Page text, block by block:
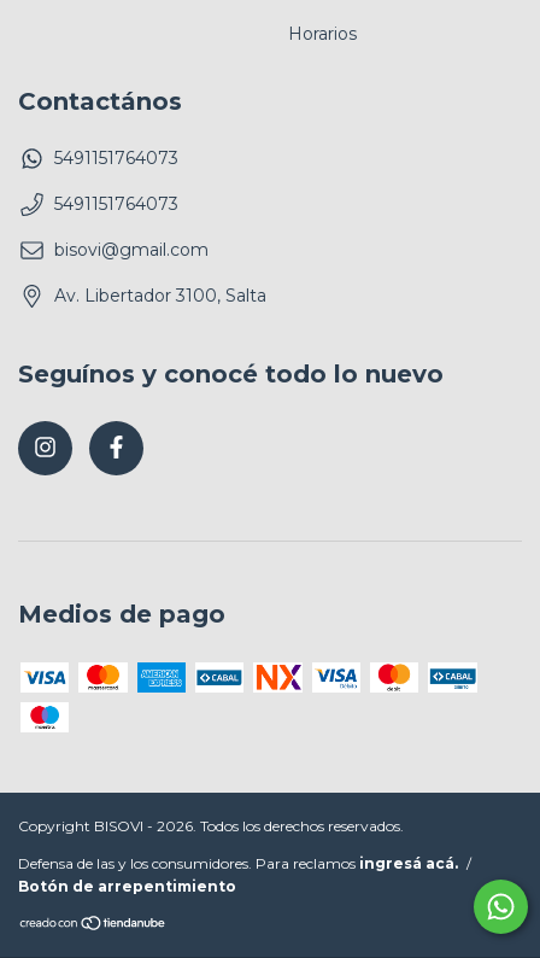
Horarios
Contactános
5491151764073
5491151764073
bisovi@gmail.com
Av. Libertador 3100, Salta
Seguínos y conocé todo lo nuevo
Medios de pago
Copyright BISOVI - 2026. Todos los derechos reservados.
Defensa de las y los consumidores. Para reclamos ingresá acá. /
Botón de arrepentimiento